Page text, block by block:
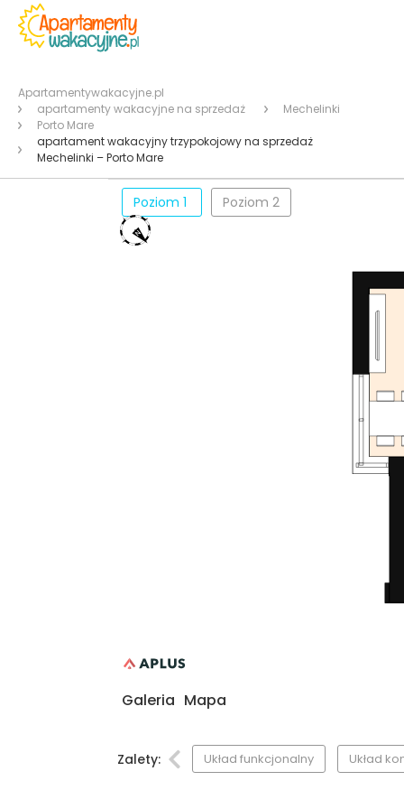
Apartamentywakacyjne.pl
apartamenty wakacyjne na sprzedaż
Mechelinki
Porto Mare
apartament wakacyjny trzypokojowy na sprzedaż
Mechelinki – Porto Mare
Poziom 1 Poziom 2
Galeria Mapa
Zalety: Układ funkcjonalny Układ